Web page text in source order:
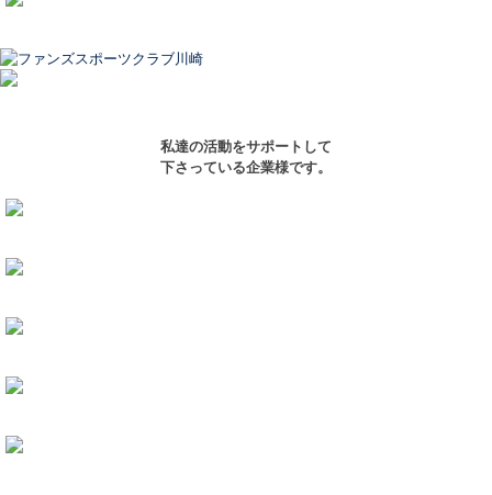
私達の活動をサポートして
下さっている企業様です。